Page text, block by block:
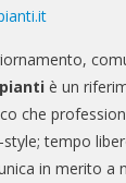
è un
che
tempo
in merito a